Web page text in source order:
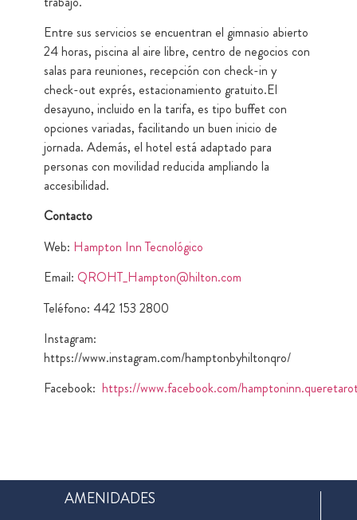
Entre sus servicios se encuentran el gimnasio abierto
24 horas, piscina al aire libre, centro de negocios con
salas para reuniones, recepción con check-in y
check-out exprés, estacionamiento gratuito.El
desayuno, incluido en la tarifa, es tipo buffet con
opciones variadas, facilitando un buen inicio de
jornada. Además, el hotel está adaptado para
personas con movilidad reducida ampliando la
accesibilidad.
Contacto
Web: Hampton Inn Tecnológico
Email: QROHT_Hampton@hilton.com
Teléfono: 442 153 2800
Instagram:
https://www.instagram.com/hamptonbyhiltonqro/
Facebook: https://www.facebook.com/
AMENIDADES